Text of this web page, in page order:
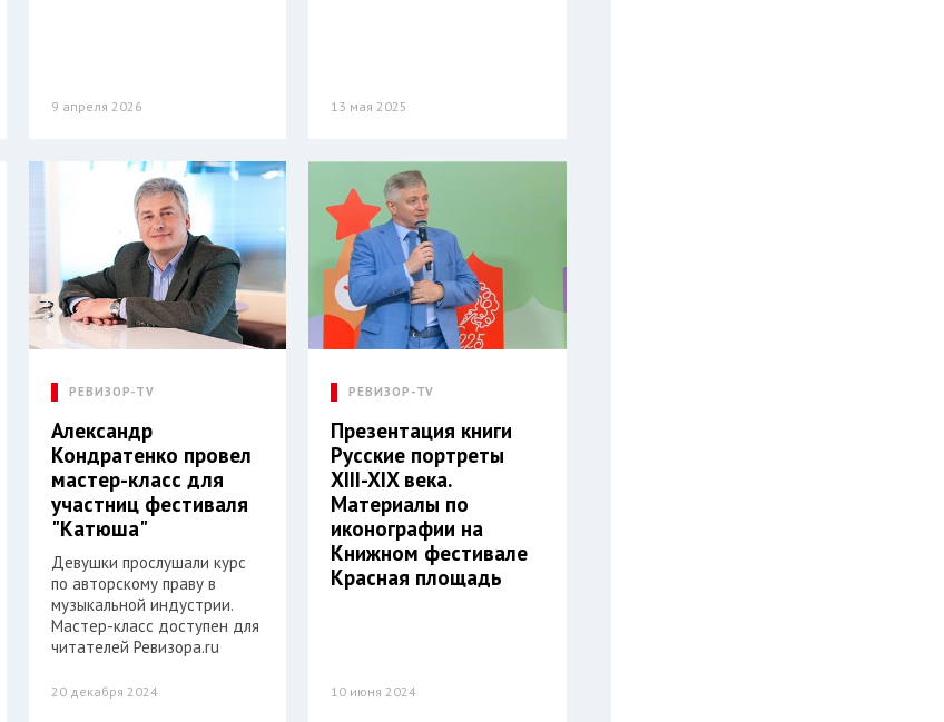
9 апреля 2026 13 мая 2025
РЕВИЗОР-TV
Александр
Кондратенко провел
мастер-класс для
участниц фестиваля
"Катюша"
Девушки прослушали курс
по авторскому праву в
музыкальной индустрии.
Мастер-класс доступен для
читателей Ревизора.ru
20 декабря 2024
РЕВИЗОР-TV
Презентация книги
Русские портреты
XIII-XIX века.
Материалы по
иконографии на
Книжном фестивале
Красная площадь
10 июня 2024